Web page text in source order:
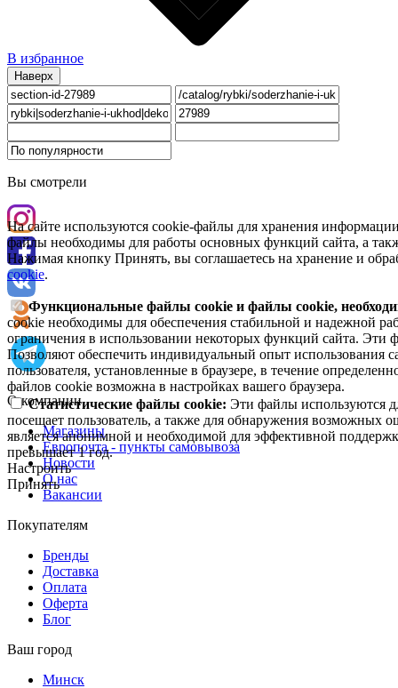
В избранное
Наверх
Вы смотрели
На сайте используются cookie-файлы для хранения
файлы необходимы для работы основных функций сайта, а
Нажимая кнопку Принять, вы соглашаетесь на хранение и
cookie.
Функциональные файлы cookie и файлы cookie,
cookie необходимы для обеспечения стабильной и надежной
ограничения в использовании некоторых функций сайта. Эти
Позволяют обеспечить индивидуальный опыт использования
пользователя, установленные в браузере, в течение
файлов cookie возможна в настройках вашего браузера.
Статистические файлы cookie: Эти файлы используются
посещает пользователь, а также для обнаружения возможных
является анонимной и необходимой для эффективной
превышает 1 год.
Настроить
Принять
О компании
Магазины
Европочта - пункты самовывоза
Новости
О нас
Вакансии
Покупателям
Бренды
Доставка
Оплата
Оферта
Блог
Ваш город
Минск